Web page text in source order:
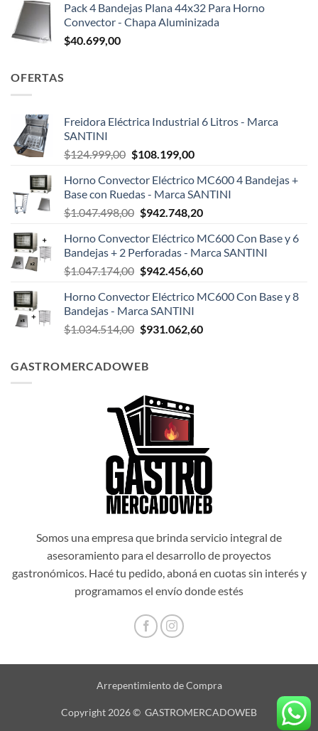
Pack 4 Bandejas Plana 44x32 Para Horno
Convector - Chapa Aluminizada
$40.699,00
OFERTAS
Freidora Eléctrica Industrial 6 Litros - Marca
SANTINI
$124.999,00 El
original
era:
$124.999,00.
$108.199,00El
actual
es:
$108.199,00.
Horno Convector Eléctrico MC600 4 Bandejas +
Base con Ruedas - Marca SANTINI
$1.047.498,00 El
original
era:
$1.047.498,00.
$942.748,20El
actual
es:
$942.748,20.
Horno Convector Eléctrico MC600 Con Base y 6
Bandejas + 2 Perforadas - Marca SANTINI
$1.047.174,00 El
original
era:
$1.047.174,00.
$942.456,60El
actual
$942.456,60.
Horno Convector Eléctrico MC600 Con Base y 8
Bandejas - Marca SANTINI
$1.034.514,00 El
era:
$931.062,60El
GASTROMERCADOWEB
Somos una empresa que brinda servicio integral de
asesoramiento para el desarrollo de proyectos
gastronómicos. Hacé tu pedido, aboná en cuotas sin interés y
programamos el envío donde estés
Arrepentimiento de Compra
Copyright 2026 © GASTROMERCADOWEB